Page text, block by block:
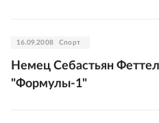
16.09.2008 Спорт
Немец Себастьян
"Формулы-1"